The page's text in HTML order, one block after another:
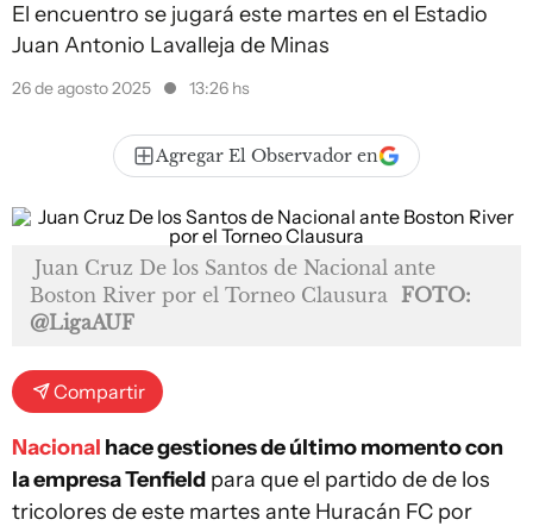
El encuentro se jugará este martes en el Estadio
Juan Antonio Lavalleja de Minas
26 de agosto 2025 13:26 hs
Agregar El Observador en
Juan Cruz De los Santos de Nacional ante
Boston River por el Torneo Clausura FOTO:
@LigaAUF
Compartir
Nacional hace gestiones de último momento con
la empresa Tenfield para que el partido de de los
tricolores de este martes ante Huracán FC por